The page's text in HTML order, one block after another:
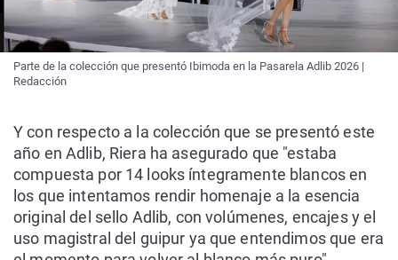
Parte de la colección que presentó Ibimoda en la Pasarela Adlib 2026 |
Redacción
Y con respecto a la colección que se presentó este
año en Adlib, Riera ha asegurado que "estaba
compuesta por 14 looks íntegramente blancos en
los que intentamos rendir homenaje a la esencia
original del sello Adlib, con volúmenes, encajes y el
uso magistral del guipur ya que entendimos que era